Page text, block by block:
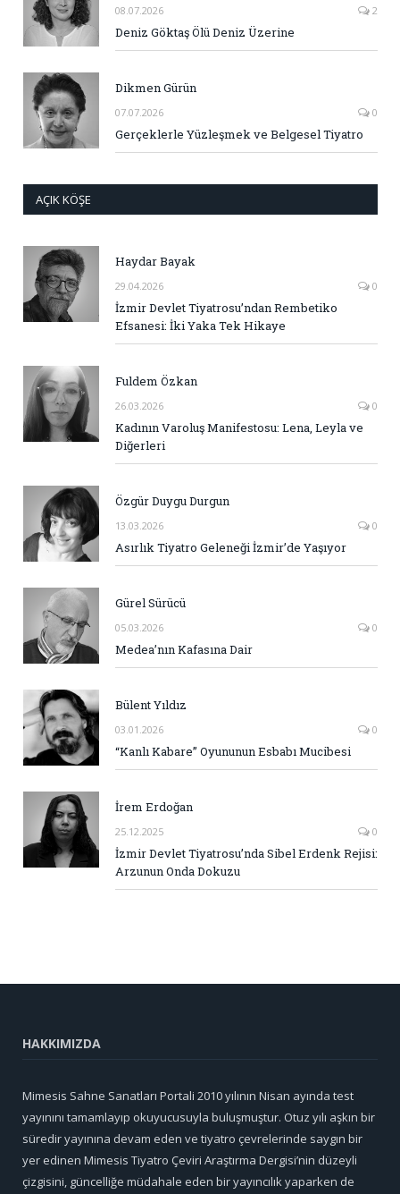
08.07.2026 2
Deniz Göktaş Ölü Deniz Üzerine
Dikmen Gürün
07.07.2026 0
Gerçeklerle Yüzleşmek ve Belgesel Tiyatro
AÇIK KÖŞE
Haydar Bayak
29.04.2026 0
İzmir Devlet Tiyatrosu’ndan Rembetiko
Efsanesi: İki Yaka Tek Hikaye
Fuldem Özkan
26.03.2026 0
Kadının Varoluş Manifestosu: Lena, Leyla ve
Diğerleri
Özgür Duygu Durgun
13.03.2026 0
Asırlık Tiyatro Geleneği İzmir’de Yaşıyor
Gürel Sürücü
05.03.2026 0
Medea’nın Kafasına Dair
Bülent Yıldız
03.01.2026 0
“Kanlı Kabare” Oyununun Esbabı Mucibesi
İrem Erdoğan
25.12.2025 0
İzmir Devlet Tiyatrosu’nda Sibel Erdenk Rejisi:
Arzunun Onda Dokuzu
HAKKIMIZDA
Mimesis Sahne Sanatları Portali 2010 yılının Nisan ayında test
yayınını tamamlayıp okuyucusuyla buluşmuştur. Otuz yılı aşkın bir
süredir yayınına devam eden ve tiyatro çevrelerinde saygın bir
yer edinen Mimesis Tiyatro Çeviri Araştırma Dergisi’nin düzeyli
çizgisini, güncelliğe müdahale eden bir yayıncılık yaparken de